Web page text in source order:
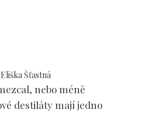
Eliška Šťastná
nebo méně
destiláty mají jedno